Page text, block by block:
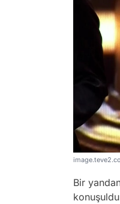
Bir